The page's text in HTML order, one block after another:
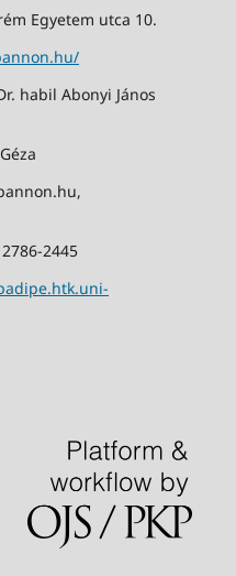
Egyetem utca 10.
habil Abonyi János
2445